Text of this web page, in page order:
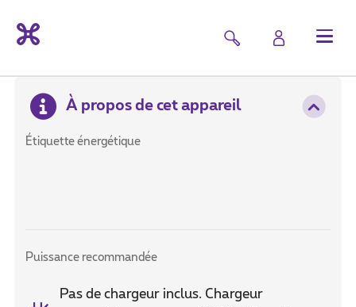
À propos de cet appareil
Étiquette énergétique
Puissance recommandée
Pas de chargeur inclus. Chargeur